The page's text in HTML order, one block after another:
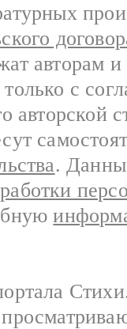
авторам
с
авторской
.